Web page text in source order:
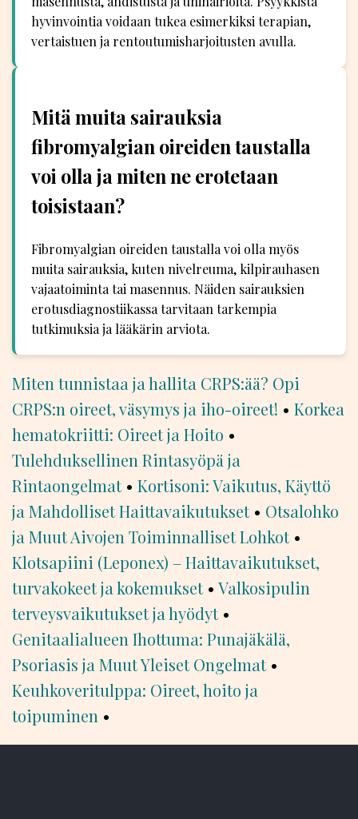
hyvinvointia voidaan tukea esimerkiksi terapian,
vertaistuen ja rentoutumisharjoitusten avulla.
Mitä muita sairauksia
fibromyalgian oireiden taustalla
voi olla ja miten ne erotetaan
toisistaan?
Fibromyalgian oireiden taustalla voi olla myös
muita sairauksia, kuten nivelreuma, kilpirauhasen
vajaatoiminta tai masennus. Näiden sairauksien
erotusdiagnostiikassa tarvitaan tarkempia
tutkimuksia ja lääkärin arviota.
Miten tunnistaa ja hallita CRPS:ää? Opi
CRPS:n oireet, väsymys ja iho-oireet! • Korkea
hematokriitti: Oireet ja Hoito •
Tulehduksellinen Rintasyöpä ja
Rintaongelmat• Kortisoni: Vaikutus, Käyttö
ja Mahdolliset Haittavaikutukset• Otsalohko
ja Muut Aivojen Toiminnalliset Lohkot•
Klotsapiini (Leponex) – Haittavaikutukset,
turvakokeet ja kokemukset• Valkosipulin
terveysvaikutukset ja hyödyt•
Genitaalialueen Ihottuma: Punajäkälä,
Psoriasis ja Muut Yleiset Ongelmat•
Keuhkoveritulppa: Oireet, hoito ja
toipuminen •